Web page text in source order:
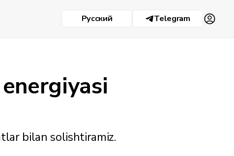
Русский Telegram
bilan solishtiramiz.